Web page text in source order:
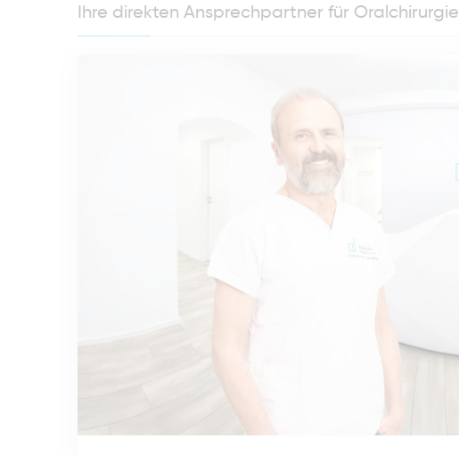
Ihre direkten Ansprechpartner für Oralchirurgie